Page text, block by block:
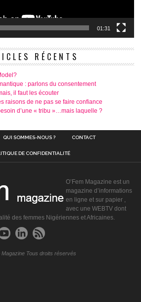
01:31
RÉCENTS
: parlons du consentement
il faut les écouter
raisons de ne pas se faire confiance
d’une « tribu »…mais laquelle ?
QUI SOMMES-NOUS ? CONTACT
DE CONFIDENTIALITÉ
O’Fem Magazine est un
magazine d’informations
en ligne et sur papier ,
avec une WEBTV dont
des femmes Nigériennes et Africaines.
Tous droits réservés